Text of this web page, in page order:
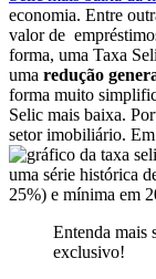
economia. Entre
valor de
forma, uma Taxa
uma redução
forma muito
Selic mais baixa.
setor imobiliário. Em
uma série histórica
25%) e mínima em
Entenda mais
exclusivo!